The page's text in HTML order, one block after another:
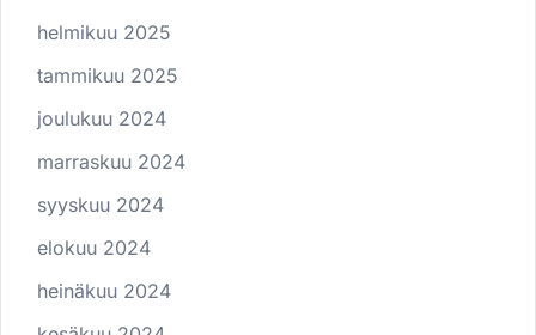
helmikuu 2025
tammikuu 2025
joulukuu 2024
marraskuu 2024
syyskuu 2024
elokuu 2024
heinäkuu 2024